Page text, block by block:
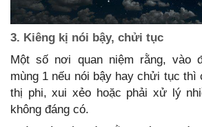
3. Kiêng kị nói bậy, chửi tục
Một số nơi quan niệm rằng, vào
mùng 1 nếu nói bậy hay chửi tục thì
thị phi, xui xẻo hoặc phải xử lý
không đáng có.